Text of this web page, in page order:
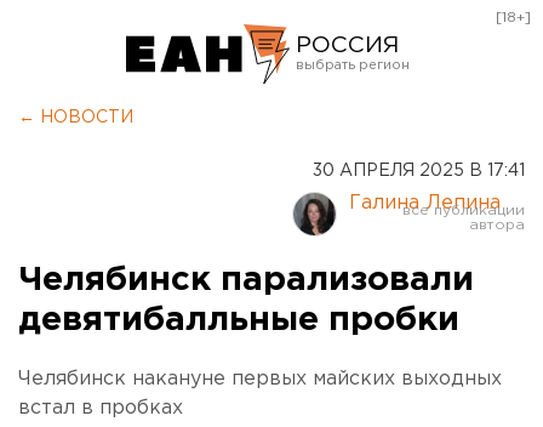
РОССИЯ
Курган
Оренбург
[18+]
← НОВОСТИ
30 АПРЕЛЯ 2025 В 17:41
Галина Лепина
Челябинск парализовали
девятибалльные пробки
Челябинск накануне первых майских выходных
встал в пробках